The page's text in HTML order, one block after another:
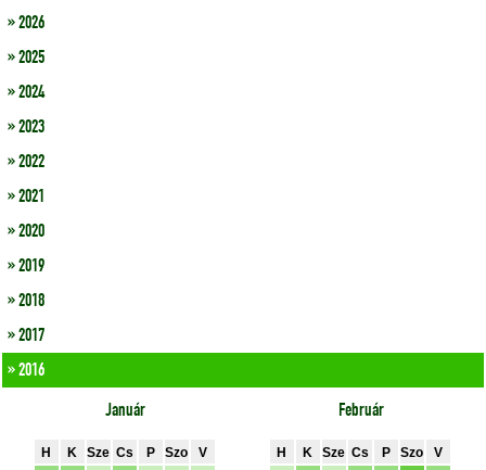
» 2026
» 2025
» 2024
» 2023
» 2022
» 2021
» 2020
» 2019
» 2018
» 2017
» 2016
Január
H K Sze Cs P Szo
V
Február
H K Sze Cs P Szo
V